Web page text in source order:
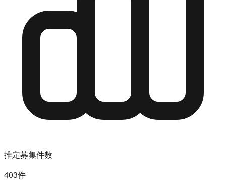
推定募集件数
403件